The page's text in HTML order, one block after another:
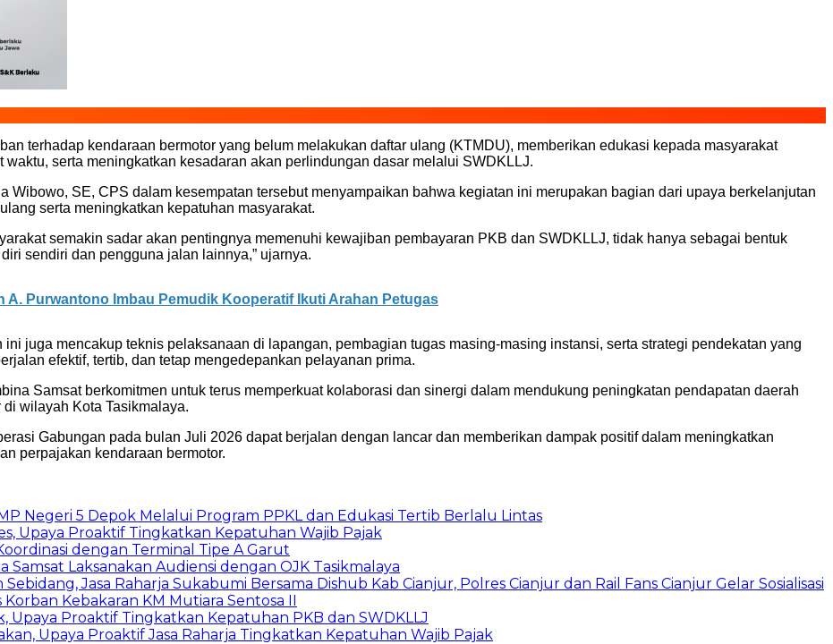
terhadap kendaraan bermotor yang belum melakukan daftar ulang (KTMDU), memberikan edukasi kepada masyarakat
serta meningkatkan kesadaran akan perlindungan dasar melalui SWDKLLJ.
Wibowo, SE, CPS dalam kesempatan tersebut menyampaikan bahwa kegiatan ini merupakan bagian dari upaya berkelanjutan
serta meningkatkan kepatuhan masyarakat.
semakin sadar akan pentingnya memenuhi kewajiban pembayaran PKB dan SWDKLLJ, tidak hanya sebagai bentuk
sendiri dan pengguna jalan lainnya,” ujarnya.
A. Purwantono Imbau Pemudik Kooperatif Ikuti Arahan Petugas
juga mencakup teknis pelaksanaan di lapangan, pembagian tugas masing-masing instansi, serta strategi pendekatan yang
efektif, tertib, dan tetap mengedepankan pelayanan prima.
Samsat berkomitmen untuk terus memperkuat kolaborasi dan sinergi dalam mendukung peningkatan pendapatan daerah
wilayah Kota Tasikmalaya.
Gabungan pada bulan Juli 2026 dapat berjalan dengan lancar dan memberikan dampak positif dalam meningkatkan
perpajakan kendaraan bermotor.
Negeri 5 Depok Melalui Program PPKL dan Edukasi Tertib Berlalu Lintas
Upaya Proaktif Tingkatkan Kepatuhan Wajib Pajak
dengan Terminal Tipe A Garut
Samsat Laksanakan Audiensi dengan OJK Tasikmalaya
Jasa Raharja Sukabumi Bersama Dishub Kab Cianjur, Polres Cianjur dan Rail Fans Cianjur Gelar Sosialisasi
Kebakaran KM Mutiara Sentosa II
Upaya Proaktif Tingkatkan Kepatuhan PKB dan SWDKLLJ
Upaya Proaktif Jasa Raharja Tingkatkan Kepatuhan Wajib Pajak